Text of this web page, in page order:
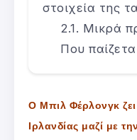
στοιχεία της
Μικρά
Που
Ο Μπιλ Φέρλονγκ
Ιρλανδίας μαζί με